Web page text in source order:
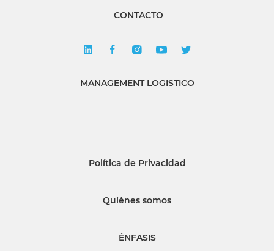
CONTACTO
MANAGEMENT LOGISTICO
Política de Privacidad
Quiénes somos
ÉNFASIS